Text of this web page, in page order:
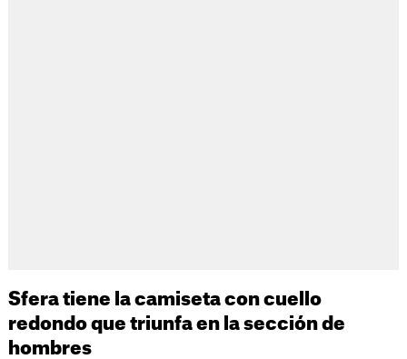
Sfera tiene la camiseta con cuello
redondo que triunfa en la sección de
hombres